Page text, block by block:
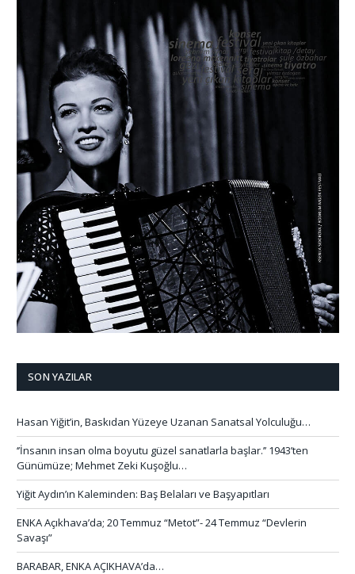
SON YAZILAR
Hasan Yiğit’in, Baskıdan Yüzeye Uzanan Sanatsal Yolculuğu…
‘’İnsanın insan olma boyutu güzel sanatlarla başlar.’’ 1943’ten
Günümüze; Mehmet Zeki Kuşoğlu…
Yiğit Aydın’ın Kaleminden: Baş Belaları ve Başyapıtları
ENKA Açıkhava’da; 20 Temmuz “Metot”- 24 Temmuz “Devlerin
Savaşı”
BARABAR, ENKA AÇIKHAVA’da…